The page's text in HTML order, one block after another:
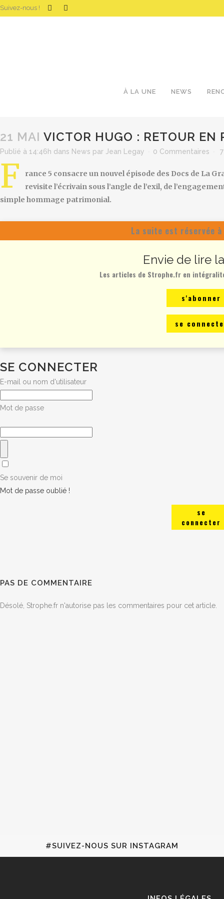
Suivez-nous !
À LA UNE NEWS
21 MAI VICTOR HUGO : RETOUR EN
Publié à 14:46h dans News par Jean Legay 0 Commentaires 7
F
rance 5 consacre un nouvel épisode des Docs de La
revisite l’écrivain sous l’angle de l’exil, de
simple hommage patrimonial.
La suite est réservée à
Envie de lire
Les articles de Strophe.fr en
s'abonner
se
SE CONNECTER
E-mail ou nom d'utilisateur
Mot de passe
Se souvenir de moi
Mot de passe oublié !
se
connecter
PAS DE COMMENTAIRE
Désolé, Strophe.fr n'autorise pas les commentaires pour cet article.
#SUIVEZ-NOUS SUR INSTAGRAM